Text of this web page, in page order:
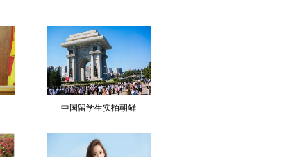
中国留学生实拍朝鲜